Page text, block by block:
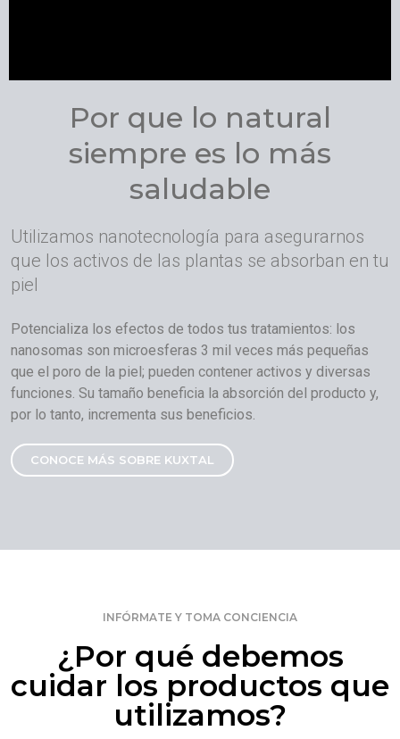
Por que lo natural
siempre es lo más
saludable
Utilizamos nanotecnología para asegurarnos
que los activos de las plantas se absorban en tu
piel
Potencializa los efectos de todos tus tratamientos: los
nanosomas son microesferas 3 mil veces más pequeñas
que el poro de la piel; pueden contener activos y diversas
funciones. Su tamaño beneficia la absorción del producto y,
por lo tanto, incrementa sus beneficios.
CONOCE MÁS SOBRE KUXTAL
INFÓRMATE Y TOMA CONCIENCIA
¿Por qué debemos
cuidar los productos que
utilizamos?